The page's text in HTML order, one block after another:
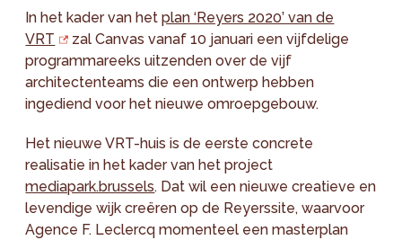
In het kader van hetplan ‘Reyers 2020’ van de
VRT
zal Canvas vanaf 10 januari een vijfdelige
programmareeks uitzenden over de vijf
architectenteams die een ontwerp hebben
ingediend voor het nieuwe omroepgebouw.
Het nieuwe VRT-huis is de eerste concrete
realisatie in het kader van het project
mediapark.brussels. Dat wil een nieuwe creatieve en
levendige wijk creëren op de Reyerssite, waarvoor
Agence F. Leclercq momenteel een masterplan